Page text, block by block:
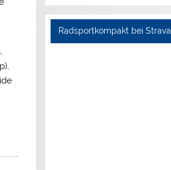
Radsportkompakt bei Strava